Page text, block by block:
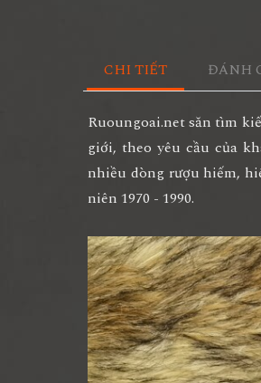
CHI TIẾT ĐÁNH
Ruoungoai.net săn tìm
giới, theo yêu cầu của
nhiều dòng rượu hiếm,
niên 1970 - 1990.